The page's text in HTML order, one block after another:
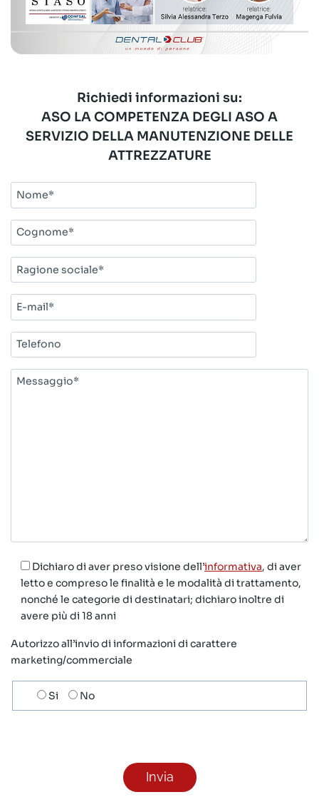
Richiedi informazioni su:
ASO LA COMPETENZA DEGLI ASO A
SERVIZIO DELLA MANUTENZIONE DELLE
ATTREZZATURE
Nome*
Cognome*
Ragione
sociale*
E-
mail*
Telefono
Messaggio*
Dichiaro di aver preso visione dell’informativa, di aver
letto e compreso le finalità e le modalità di trattamento,
nonché le categorie di destinatari; dichiaro inoltre di
avere più di 18 anni
Autorizzo all’invio di informazioni di carattere
marketing/commerciale
Scelta
invio
Si No